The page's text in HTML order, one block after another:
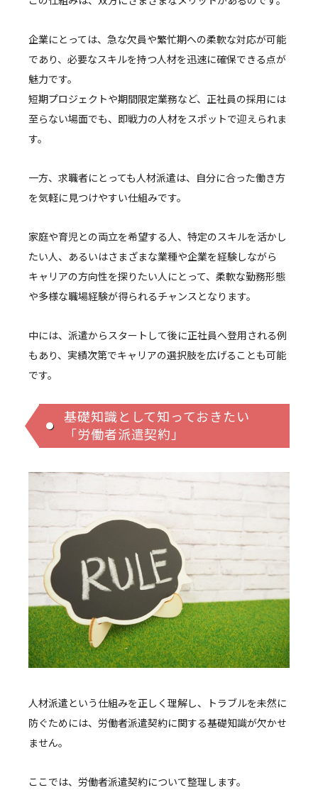
企業にとっては、急な欠員や繁忙期への柔軟な対応が可能
であり、必要なスキルを持つ人材を迅速に確保できる点が
魅力です。
短期プロジェクトや期間限定業務など、正社員の採用には
至らない場面でも、即戦力の人材をスポットで迎えられま
す。
一方、求職者にとっても人材派遣は、自分に合った働き方
を気軽に見つけやすい仕組みです。
家庭や育児との両立を希望する人、特定のスキルを活かし
たい人、あるいはさまざまな業種や企業を経験しながら
キャリアの方向性を探りたい人にとって、柔軟な勤務形態
や多様な職場経験が得られるチャンスとなります。
中には、派遣からスタートして後に正社員へ登用される例
もあり、実績次第でキャリアの選択肢を広げることも可能
です。
基礎知識として知っておきたい
「労働者派遣契約」
人材派遣という仕組みを正しく理解し、トラブルを未然に
防ぐためには、労働者派遣契約に関する基礎知識が欠かせ
ません。
ここでは、労働者派遣契約について整理します。